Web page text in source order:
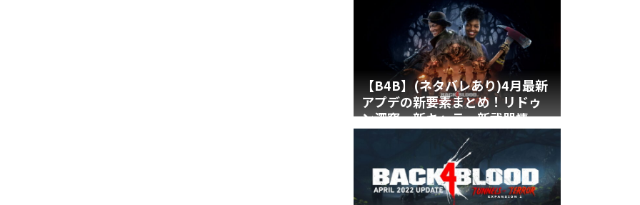
【B4B】(ネタバレあり)4月最新
アプデの新要素まとめ！リドゥ
ン深窟・新キャラ・新武器情
報！